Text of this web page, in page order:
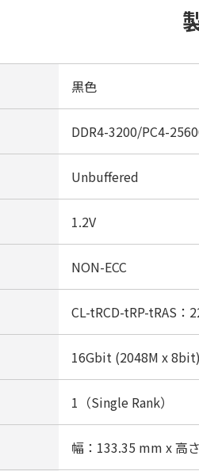
黒色
DDR4-3200/PC4-
Unbuffered
1.2V
NON-ECC
CL-tRCD-tRP-tRAS：
16Gbit (2048M x
1（Single Rank）
幅：133.35 mm x 高